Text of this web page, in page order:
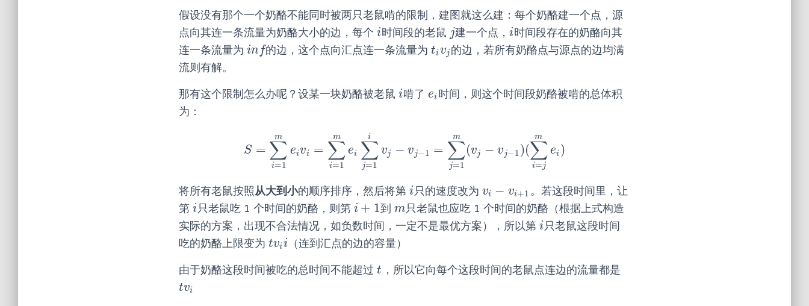
假设没有那个一个奶酪不能同时被两只老鼠啃的限制，建图就这么建：每个奶酪建一个点，源
点向其连一条流量为奶酪大小的边，每个 i
i 时间段的老鼠 j
j 建一个点，i
i 时间段存在的奶酪向其
连一条流量为 in f
inf 的边，这个点向汇点连一条流量为tivj
tivj 的边，若所有奶酪点与源点的边均满
流则有解。
那有这个限制怎么办呢？设某一块奶酪被老鼠 i
i 啃了 ei
ei时间，则这个时间段奶酪被啃的总体积
为：
S = ∑
i=1
m
eivi = ∑
i=1
m
ei ∑
j=1
i
vj − vj−1 = ∑
j=1
m
(vj − vj−1 )(∑
i=j
m
ei )
S =∑ = meivi =∑ = me ∑ 1iv j− vj−1 =∑ =1 m(vj −v j−1)( ∑ =j mei)
将所有老鼠按照从大到小的顺序排序，然后将第 i
i 只的速度改为 vi − vi+1
vi−v +1
。若这段时间里，让
第 i
i 只老鼠吃 1 个时间的奶酪，则第 i + 1
i+1 到 m
m 只老鼠也应吃 1 个时间的奶酪（根据上式构造
实际的方案，出现不合法情况，如负数时间，一定不是最优方案），所以第 i
i 只老鼠这段时间
吃的奶酪上限变为 tvii
tvii
（连到汇点的边的容量）
由于奶酪这段时间被吃的总时间不能超过 t
t ，所以它向每个这段时间的老鼠点连边的流量都是
tvi
tvi